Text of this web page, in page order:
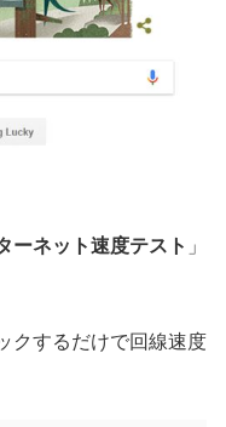
ーネット速度テスト 」
クするだけで回線速度